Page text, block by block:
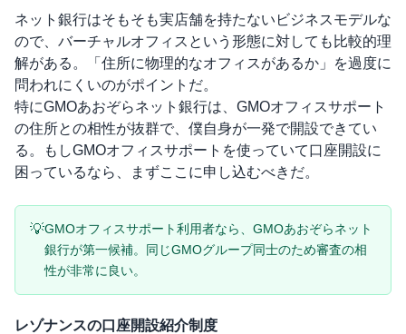
ネット銀行はそもそも実店舗を持たないビジネスモデルな
ので、バーチャルオフィスという形態に対しても比較的理
解がある。「住所に物理的なオフィスがあるか」を過度に
問われにくいのがポイントだ。
特にGMOあおぞらネット銀行は、GMOオフィスサポート
の住所との相性が抜群で、僕自身が一発で開設できてい
る。もしGMOオフィスサポートを使っていて口座開設に
困っているなら、まずここに申し込むべきだ。
💡GMOオフィスサポート利用者なら、GMOあおぞらネット
銀行が第一候補。同じGMOグループ同士のため審査の相
性が非常に良い。
レゾナンスの口座開設紹介制度